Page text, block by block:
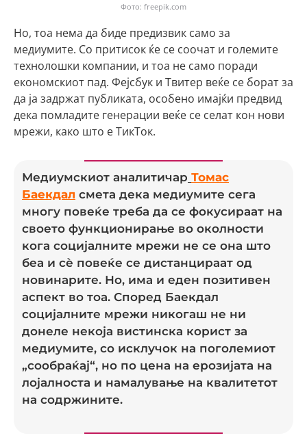
Фото: freepik.com
Но, тоа нема да биде предизвик само за
медиумите. Со притисок ќе се соочат и големите
технолошки компании, и тоа не само поради
економскиот пад. Фејсбук и Твитер веќе се борат за
да ја задржат публиката, особено имајќи предвид
дека помладите генерации веќе се селат кон нови
мрежи, како што е ТикТок.
Медиумскиот аналитичар Томас
Баекдал смета дека медиумите сега
многу повеќе треба да се фокусираат на
своето функционирање во околности
кога социјалните мрежи не се она што
беа и сè повеќе се дистанцираат од
новинарите. Но, има и еден позитивен
аспект во тоа. Според Баекдал
социјалните мрежи никогаш не ни
донеле некоја вистинска корист за
медиумите, со исклучок на поголемиот
„сообраќај“, но по цена на ерозијата на
лојалноста и намалување на квалитетот
на содржините.